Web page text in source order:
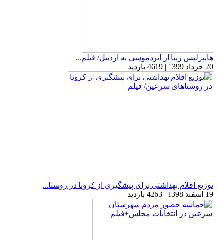
هایپرلپس زیبا از ایردموسی به اردبیل/ فیلم...
20 خرداد 1399 | 4619 بازدید
توزیع اقلام بهداشتی برای پیشگیری از کرونا در روستا...
19 اسفند 1398 | 4263 بازدید